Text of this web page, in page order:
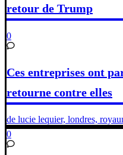
retour de Trump
0
Ces entreprises ont
retourne contre elles
de lucie lequier, londres,
0